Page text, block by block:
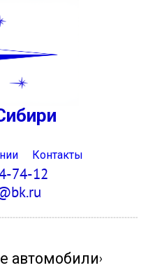
Контакты
74-12
автомобили›